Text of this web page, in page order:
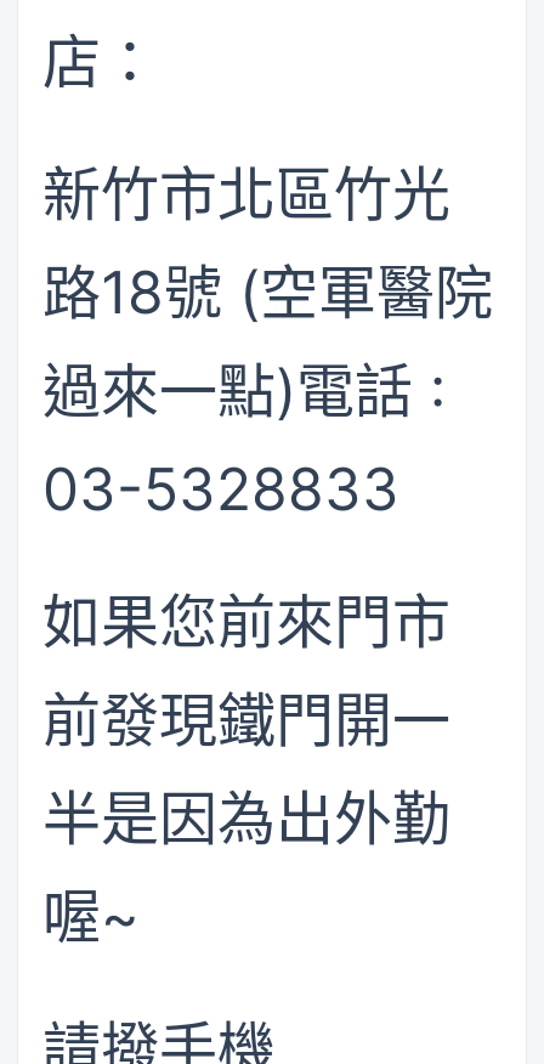
店：
新竹市北區竹光
路18號 (空軍醫院
過來一點)電話 :
03-5328833
如果您前來門市
前發現鐵門開一
半是因為出外勤
喔~
請撥手機